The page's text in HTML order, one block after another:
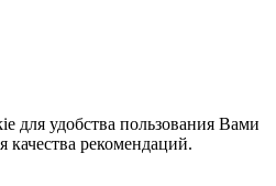
для удобства пользования Вами
рекомендаций.